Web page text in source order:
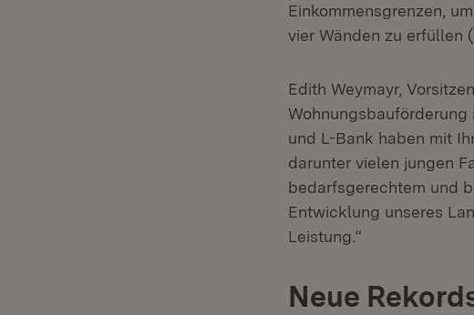
Einkommensgrenzen,
vier Wänden zu erfüllen
Edith Weymayr,
und L-Bank haben mit
darunter vielen jungen
bedarfsgerechtem und
Entwicklung unseres
Leistung.“
Neue